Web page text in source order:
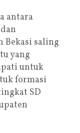
antara
Bekasi saling
yang
untuk
formasi
SD